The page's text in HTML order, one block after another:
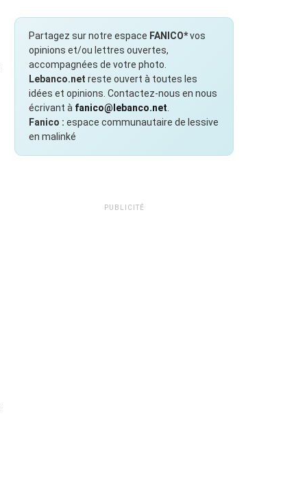
Partagez sur notre espace FANICO*vos
opinions et/ou lettres ouvertes,
accompagnées de votre photo.
Lebanco.net reste ouvert à toutes les
idées et opinions. Contactez-nous en nous
écrivant à fanico@lebanco.net
Fanico : espace communautaire de lessive
en malinké
PUBLICITÉ